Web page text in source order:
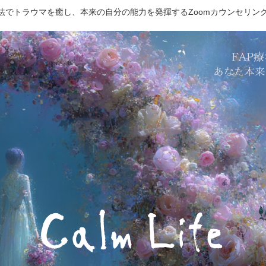
でトラウマを癒し、本来の自分の能力を発揮するZoomカウンセリン